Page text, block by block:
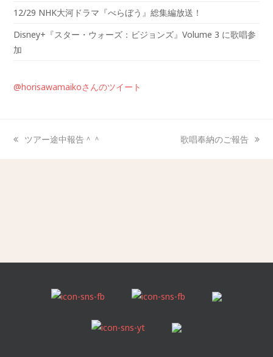
12/29 NHK大河ドラマ『べらぼう』総集編放送！
Disney+『スター・ウォーズ：ビジョンズ』Volume 3 に歌唱参
加
@horisawamaikoさんのツイート
ツアー途中報告＾＾ 歌唱奉納のご報告